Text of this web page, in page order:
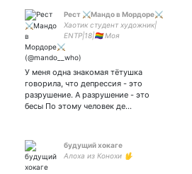
Рест ⚔️Мандо в Мордоре⚔️
Хаотик студент художник|
ENTP|18|🏳‍🌈 Моя
прекрасная леди ✨✨
У меня одна знакомая тётушка
говорила, что депрессия - это
разрушение. А разрушение - это
бесы По этому человек де…
будущий хокаге
Алоха из Конохи 🖖